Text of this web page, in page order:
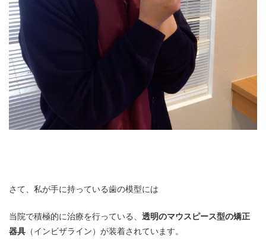
さて、私が手に持っている歯の模型には
当院で積極的に治療を行っている、 透明のマウスピース型の矯正
器具 （インビザライン）が装着されています。